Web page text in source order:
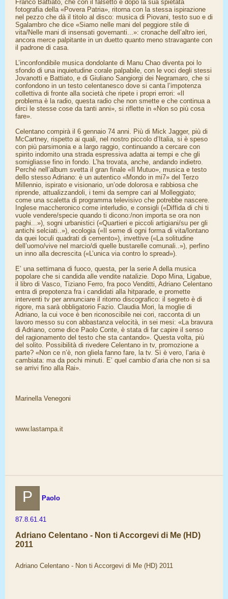
Franco Battiato, che con il falsetto e dopo la sua spietata
fotografia della «Povera Patria», ritorna con la stessa ispirazione
nel pezzo che dà il titolo al disco: musica di Piovani, testo suo e di
Sgalambro che dice «Siamo nelle mani del peggiore stile di
vita/Nelle mani di insensati governanti...»: cronache dell’altro ieri,
ancora merce palpitante in un duetto quanto meno stravagante con
il padrone di casa.
L’inconfondibile musica dondolante di Manu Chao diventa poi lo
sfondo di una inquietudine corale palpabile, con le voci degli stessi
Jovanotti e Battiato, e di Giuliano Sangiorgi dei Negramaro, che si
confondono in un testo celentanesco dove si canta l’impotenza
collettiva di fronte alla società che ripete i propri errori: «Il
problema è la radio, questa radio che non smette e che continua a
dirci le stesse cose da tanti anni», si riflette in «Non so più cosa
fare».
Celentano compirà il 6 gennaio 74 anni. Più di Mick Jagger, più di
McCartney, rispetto ai quali, nel nostro piccolo d’Italia, si è speso
con più parsimonia e a largo raggio, continuando a cercare con
spirito indomito una strada espressiva adatta ai tempi e che gli
somigliasse fino in fondo. L’ha trovata, anche, andando indietro.
Perché nell’album svetta il gran finale «Il Mutuo», musica e testo
dello stesso Adriano: è un autentico «Mondo in mi7» del Terzo
Millennio, ispirato e visionario, un’ode dolorosa e rabbiosa che
riprende, attualizzandoli, i temi da sempre cari al Molleggiato;
come una scaletta di programma televisivo che potrebbe nascere.
Inglese maccheronico come interludio, e consigli («Diffida di chi ti
vuole vendere/specie quando ti dicono:/non importa se ora non
paghi...»), sogni urbanistici («Quartieri e piccoli artigiani/su per gli
antichi selciati..»), ecologia («Il seme di ogni forma di vita/lontano
da quei loculi quadrati di cemento»), invettive («La solitudine
dell’uomo/vive nel marcio/di quelle bustarelle comunali..»), perfino
un inno alla decrescita («L’unica via contro lo spread»).
E’ una settimana di fuoco, questa, per la serie A della musica
popolare che si candida alle vendite natalizie. Dopo Mina, Ligabue,
il libro di Vasco, Tiziano Ferro, fra poco Venditti, Adriano Celentano
entra di prepotenza fra i candidati alla hitparade, e promette
interventi tv per annunciare il ritorno discografico: il segreto è di
rigore, ma sarà obbligatorio Fazio. Claudia Mori, la moglie di
Adriano, la cui voce è ben riconoscibile nei cori, racconta di un
lavoro messo su con abbastanza velocità, in sei mesi: «La bravura
di Adriano, come dice Paolo Conte, è stata di far capire il senso
del ragionamento del testo che sta cantando». Questa volta, più
del solito. Possibilità di rivedere Celentano in tv, promozione a
parte? «Non ce n’è, non gliela fanno fare, la tv. Sì è vero, l’aria è
cambiata: ma da pochi minuti. E’ quel cambio d’aria che non si sa
se arrivi fino alla Rai».
Marinella Venegoni
www.lastampa.it
P Paolo
87.8.61.41
Adriano Celentano - Non ti Accorgevi di Me (HD)
2011
Adriano Celentano - Non ti Accorgevi di Me (HD) 2011